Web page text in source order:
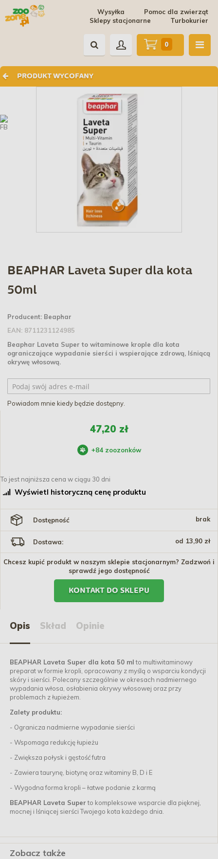
Pomoc dla zwierząt
Wysyłka
Turbokurier
Sklepy stacjonarne
PRODUKT WYCOFANY
0
BEAPHAR Laveta Super dla kota
50ml
Producent: Beaphar
EAN: 8711231124985
Beaphar Laveta Super to witaminowe krople dla kota
ograniczające wypadanie sierści i wspierające zdrową, lśniącą
okrywę włosową.
Powiadom mnie kiedy będzie dostępny.
47,20 zł
+84 zoozonków
To jest najniższa cena w ciągu 30 dni
Wyświetl historyczną cenę produktu
Dostępność brak
Dostawa: od 13,90 zł
Chcesz kupić produkt w naszym sklepie stacjonarnym? Zadzwoń i
sprawdź jego dostępność
KONTAKT DO SKLEPU
Opis Skład Opinie
BEAPHAR Laveta Super dla kota 50 mlto multiwitaminowy
preparat w formie kropli, opracowany z myślą o wsparciu kondycji
skóry i sierści. Polecany szczególnie w okresach nadmiernego
wypadania włosa, osłabienia okrywy włosowej oraz przy
problemach z łupieżem.
Zalety produktu:
- Ogranicza nadmierne wypadanie sierści
- Wspomaga redukcję łupieżu
- Zwiększa połysk i gęstość futra
- Zawiera taurynę, biotynę oraz witaminy B, D i E
- Wygodna forma kropli – łatwe podanie z karmą
BEAPHAR Laveta Superto kompleksowe wsparcie dla pięknej,
mocnej i lśniącej sierści Twojego kota każdego dnia.
Zobacz także